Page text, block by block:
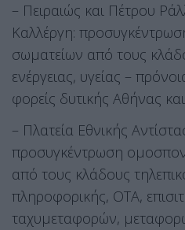
– Πειραιώς και Πέτρου
Καλλέργη:
σωματείων από τους
ενέργειας, υγείας –
φορείς δυτικής Αθήνας
– Πλατεία Εθνικής
προσυγκέντρωση
από τους κλάδους
πληροφορικής, ΟΤΑ,
ταχυμεταφορών,